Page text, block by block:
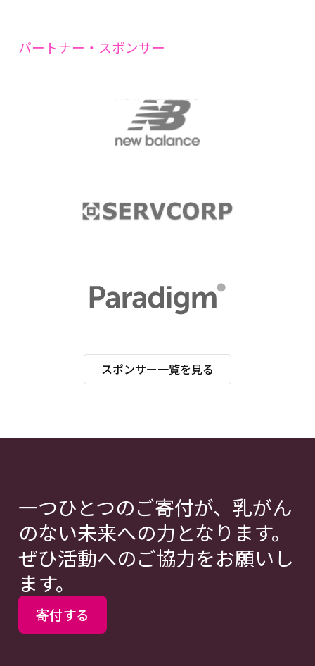
パートナー・スポンサー
スポンサー一覧を見る
一つひとつのご寄付が、乳がん
のない未来への力となります。
ぜひ活動へのご協力をお願いし
ます。
寄付する